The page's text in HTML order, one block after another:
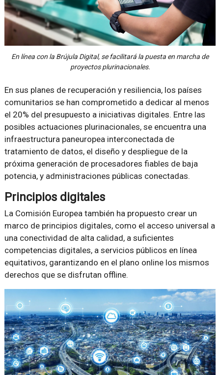
En línea con la Brújula Digital, se facilitará la puesta en marcha de
proyectos plurinacionales.
En sus planes de recuperación y resiliencia, los países
comunitarios se han comprometido a dedicar al menos
el 20% del presupuesto a iniciativas digitales. Entre las
posibles actuaciones plurinacionales, se encuentra una
infraestructura paneuropea interconectada de
tratamiento de datos, el diseño y despliegue de la
próxima generación de procesadores fiables de baja
potencia, y administraciones públicas conectadas.
Principios digitales
La Comisión Europea también ha propuesto crear un
marco de principios digitales, como el acceso universal a
una conectividad de alta calidad, a suficientes
competencias digitales, a servicios públicos en línea
equitativos, garantizando en el plano online los mismos
derechos que se disfrutan offline.